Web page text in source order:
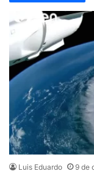
Luis Eduardo 9 de